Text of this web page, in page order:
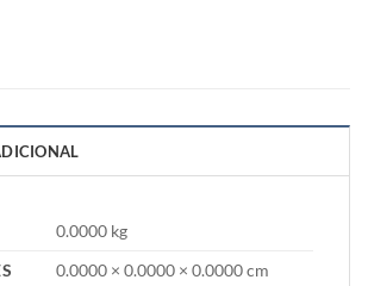
0.0000 kg
0.0000 × 0.0000 × 0.0000 cm